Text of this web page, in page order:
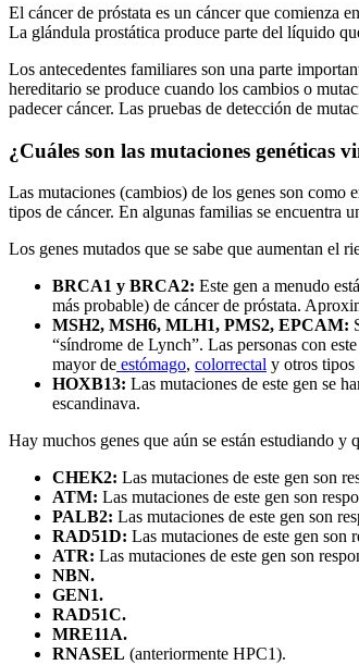
El cáncer de próstata es un cáncer que comienza
La glándula prostática produce parte del líquido
Los antecedentes familiares son una parte
hereditario se produce cuando los cambios o
padecer cáncer. Las pruebas de detección de
¿Cuáles son las mutaciones genéticas
Las mutaciones (cambios) de los genes son como
tipos de cáncer. En algunas familias se encuentra
Los genes mutados que se sabe que aumentan el
BRCA1 y BRCA2: Este gen a menudo
más probable) de cáncer de próstata.
MSH2, MSH6, MLH1, PMS2, EPCAM:
“síndrome de Lynch”. Las personas con
mayor de estómago, colorrectal y otros tipos
HOXB13: Las mutaciones de este gen se
escandinava.
Hay muchos genes que aún se están estudiando
CHEK2: Las mutaciones de este gen son
ATM: Las mutaciones de este gen son
PALB2: Las mutaciones de este gen son
RAD51D: Las mutaciones de este gen son
ATR: Las mutaciones de este gen son
NBN.
GEN1.
RAD51C.
MRE11A.
RNASEL (anteriormente HPC1).